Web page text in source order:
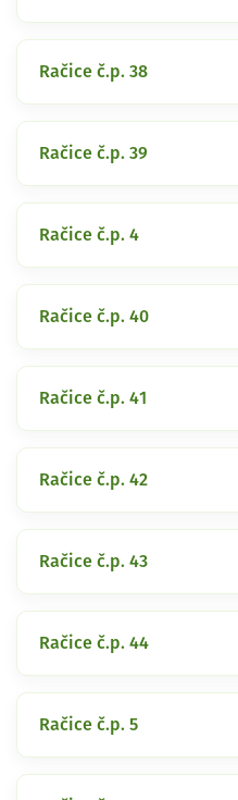
Račice č.p. 38
Račice č.p. 39
Račice č.p. 4
Račice č.p. 40
Račice č.p. 41
Račice č.p. 42
Račice č.p. 43
Račice č.p. 44
Račice č.p. 5